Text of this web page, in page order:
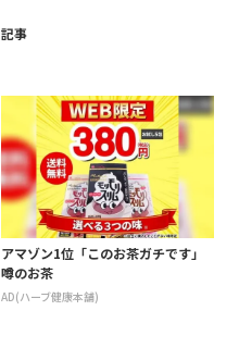
記事
アマゾン1位「このお茶ガチです」
噂のお茶
AD(ハーブ健康本舗)